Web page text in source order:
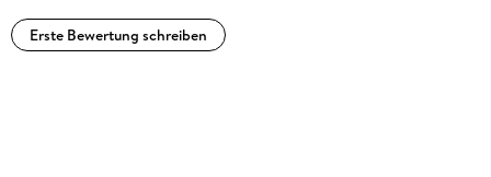
Erste Bewertung schreiben